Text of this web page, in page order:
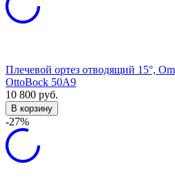
Плечевой ортез отводящий 15°,
OttoBock 50A9
10 800 руб.
В корзину
-27%